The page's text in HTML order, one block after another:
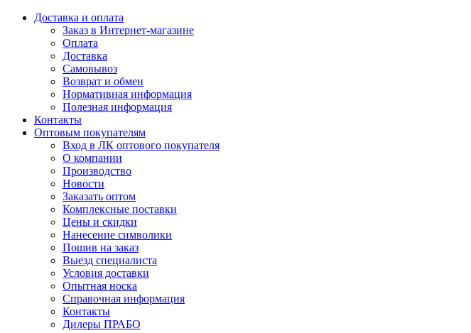
Доставка и оплата
Заказ в Интернет-магазине
Оплата
Доставка
Самовывоз
Возврат и обмен
Нормативная информация
Полезная информация
Контакты
Оптовым покупателям
Вход в ЛК оптового покупателя
О компании
Производство
Новости
Заказать оптом
Комплексные поставки
Цены и скидки
Нанесение символики
Пошив на заказ
Выезд специалиста
Условия доставки
Опытная носка
Справочная информация
Контакты
Дилеры ПРАБО